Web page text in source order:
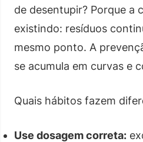
de desentupir? Porque a
existindo: resíduos
mesmo ponto. A
se acumula em curvas e
Quais hábitos fazem
Use dosagem correta: